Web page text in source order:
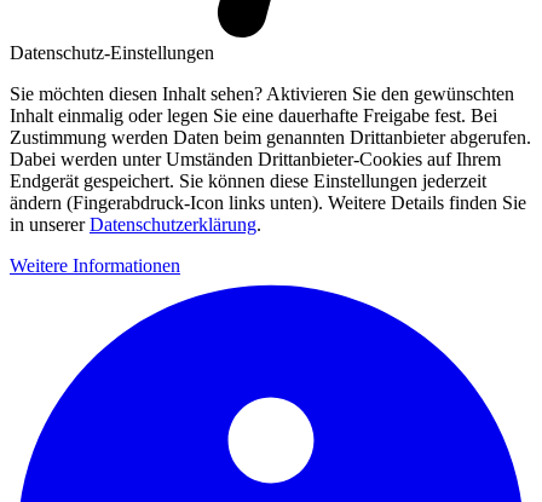
Datenschutz-Einstellungen
Sie möchten diesen Inhalt sehen? Aktivieren Sie den gewünschten
Inhalt einmalig oder legen Sie eine dauerhafte Freigabe fest. Bei
Zustimmung werden Daten beim genannten Drittanbieter abgerufen.
Dabei werden unter Umständen Drittanbieter-Cookies auf Ihrem
Endgerät gespeichert. Sie können diese Einstellungen jederzeit
ändern (Fingerabdruck-Icon links unten). Weitere Details finden Sie
in unsererDatenschutzerklärung.
Weitere Informationen